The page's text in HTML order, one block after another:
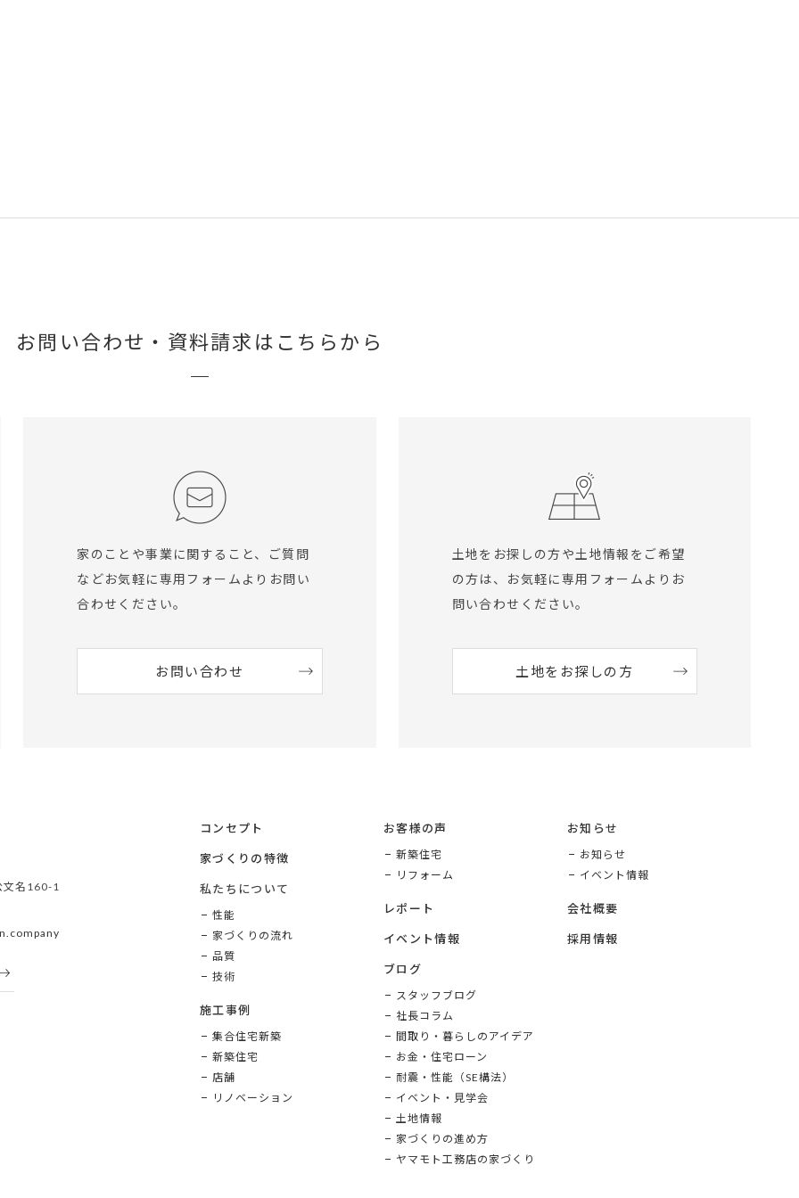
お問い合わせ・ 資料請求はこちらから
家のことや事業に関すること、ご質問
などお気軽に専用フォームよりお問い
合わせください。
お問い合わせ
土地をお探しの方や土地情報をご希望
の方は、
お気軽に専用フォームよりお
問い合わせください。
土地をお探しの方
文名160-1
コンセプト
家づくりの特徴
私たちについて
性能
家づくりの流れ
品質
技術
施工事例
集合住宅新築
新築住宅
店舗
リノベーション
お客様の声
新築住宅
リフォーム
レポート
イベント情報
ブログ
スタッフブログ
社長コラム
間取り・暮らしのアイデア
お金・住宅ローン
耐震・性能（SE構法）
イベント・見学会
土地情報
家づくりの進め方
ヤマモト工務店の家づくり
お知らせ
お知らせ
イベント情報
会社概要
採用情報